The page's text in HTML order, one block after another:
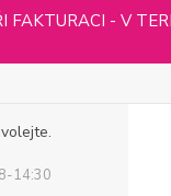
- V
14:30